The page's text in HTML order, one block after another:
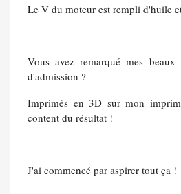
Le V du moteur est rempli d'huile
Vous avez remarqué mes
d'admission ?
Imprimés en 3D sur mon
content du résultat !
J'ai commencé par aspirer tout ça !